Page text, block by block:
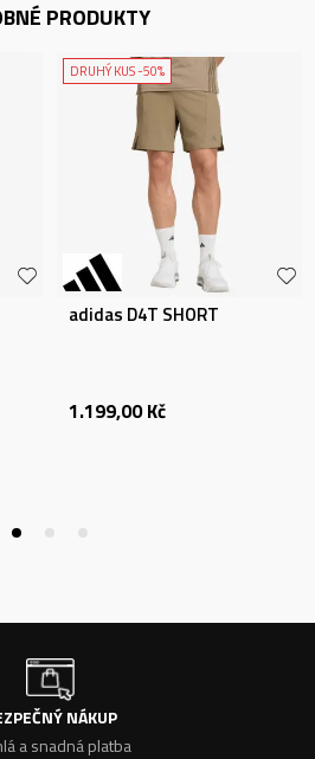
PRODUKTY
DRUHÝ KUS -50%
adidas D4T SHORT
1.199,00 Kč
NÁKUP
a snadná platba